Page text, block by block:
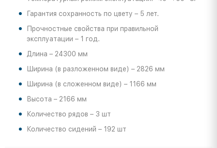
Гарантия сохранность по цвету – 5 лет.
Прочностные свойства при правильной
эксплуатации – 1 год.
Длина – 24300 мм
Ширина (в разложенном виде) – 2826 мм
Ширина (в сложенном виде) – 1166 мм
Высота – 2166 мм
Количество рядов – 3 шт
Количество сидений – 192 шт